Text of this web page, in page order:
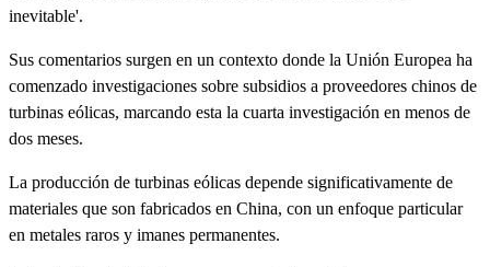
inevitable'.
Sus comentarios surgen en un contexto donde la Unión Europea ha
comenzado investigaciones sobre subsidios a proveedores chinos de
turbinas eólicas, marcando esta la cuarta investigación en menos de
dos meses.
La producción de turbinas eólicas depende significativamente de
materiales que son fabricados en China, con un enfoque particular
en metales raros y imanes permanentes.